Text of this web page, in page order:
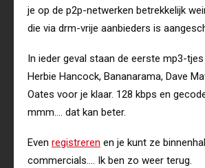
je op de p2p-netwerken betrekkelijk
die via drm-vrije aanbieders is
In ieder geval staan de eerste mp3-
Herbie Hancock, Bananarama, Dave
Oates voor je klaar. 128 kbps en
mmm…. dat kan beter.
Even registreren en je kunt ze
commercials…. Ik ben zo weer terug.